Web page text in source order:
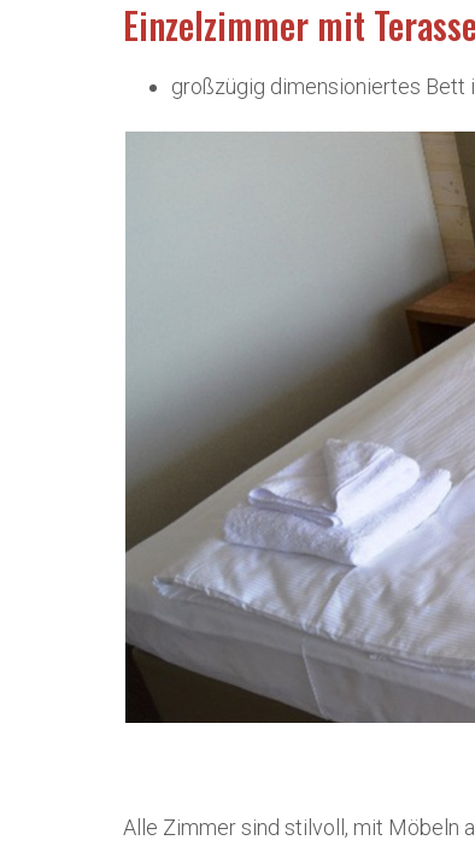
Einzelzimmer mit
großzügig dimensioniertes Bett
Alle Zimmer sind stilvoll, mit Möbeln